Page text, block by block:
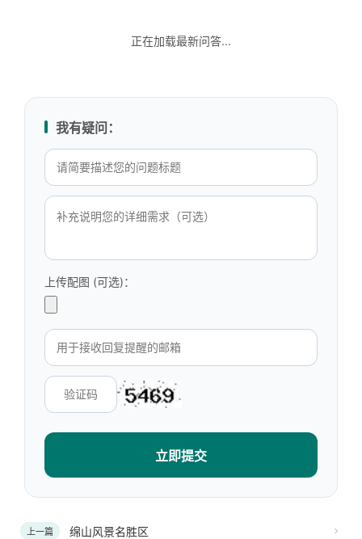
正在加载最新问答...
我有疑问：
上传配图 (可选)：
立即提交
上一篇 绵山风景名胜区